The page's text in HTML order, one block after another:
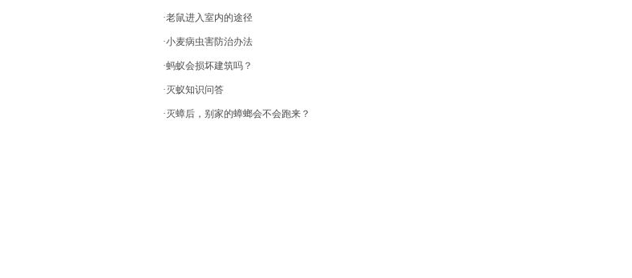
·老鼠进入室内的途径
·小麦病虫害防治办法
·蚂蚁会损坏建筑吗？
·灭蚁知识问答
·灭蟑后，别家的蟑螂会不会跑来？